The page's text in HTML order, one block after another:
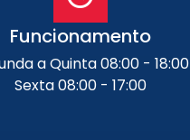
Funcionamento
a Quinta 08:00 - 18:00
Sexta 08:00 - 17:00